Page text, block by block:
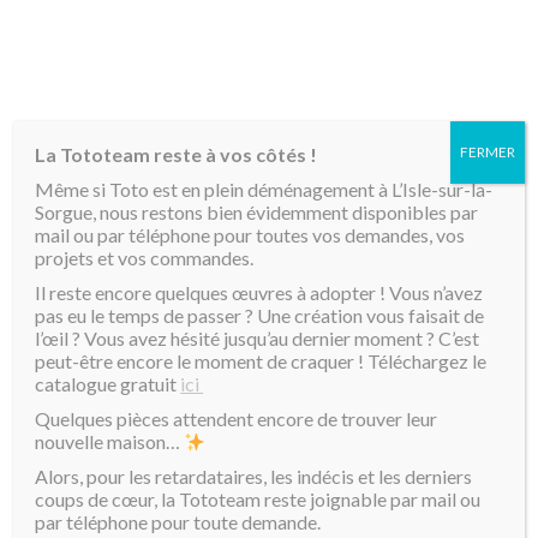
Accueil/ Produits identifiés “dame jeanne”
dame jeanne
Voici le seul résultat Tri par défaut
La Tototeam reste à vos côtés !
Même si Toto est en plein déménagement à L’Isle-sur-la-
Sorgue, nous restons bien évidemment disponibles par
mail ou par téléphone pour toutes vos demandes, vos
projets et vos commandes.
Il reste encore quelques œuvres à adopter ! Vous n’avez
pas eu le temps de passer ? Une création vous faisait de
l’œil ? Vous avez hésité jusqu’au dernier moment ? C’est
peut-être encore le moment de craquer ! Téléchargez le
catalogue gratuit ici
Quelques pièces attendent encore de trouver leur
nouvelle maison…
Alors, pour les retardataires, les indécis et les derniers
coups de cœur, la Tototeam reste joignable par mail ou
par téléphone pour toute demande.
FERMER